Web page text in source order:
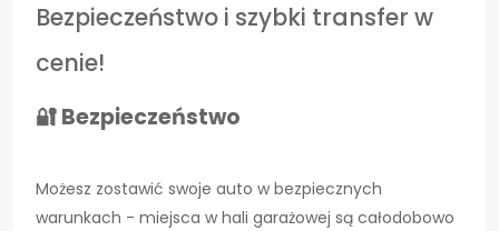
Bezpieczeństwo i szybki transfer w
cenie!
🔐 Bezpieczeństwo
Możesz zostawić swoje auto w bezpiecznych
warunkach - miejsca w hali garażowej są całodobowo